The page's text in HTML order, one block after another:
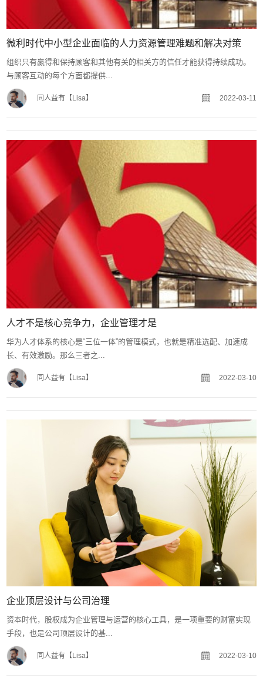
微利时代中小型企业面临的人力资源管理难题和解决对策
组织只有嬴得和保持顾客和其他有关的相关方的信任才能获得持续成功。
与顾客互动的每个方面都提供...
同人益有【Lisa】 2022-03-11
人才不是核心竞争力，企业管理才是
华为人才体系的核心是“三位一体”的管理模式，也就是精准选配、加速成
长、有效激励。那么三者之...
同人益有【Lisa】 2022-03-10
企业顶层设计与公司治理
资本时代，股权成为企业管理与运营的核心工具，是一项重要的财富实现
手段，也是公司顶层设计的基...
同人益有【Lisa】 2022-03-10